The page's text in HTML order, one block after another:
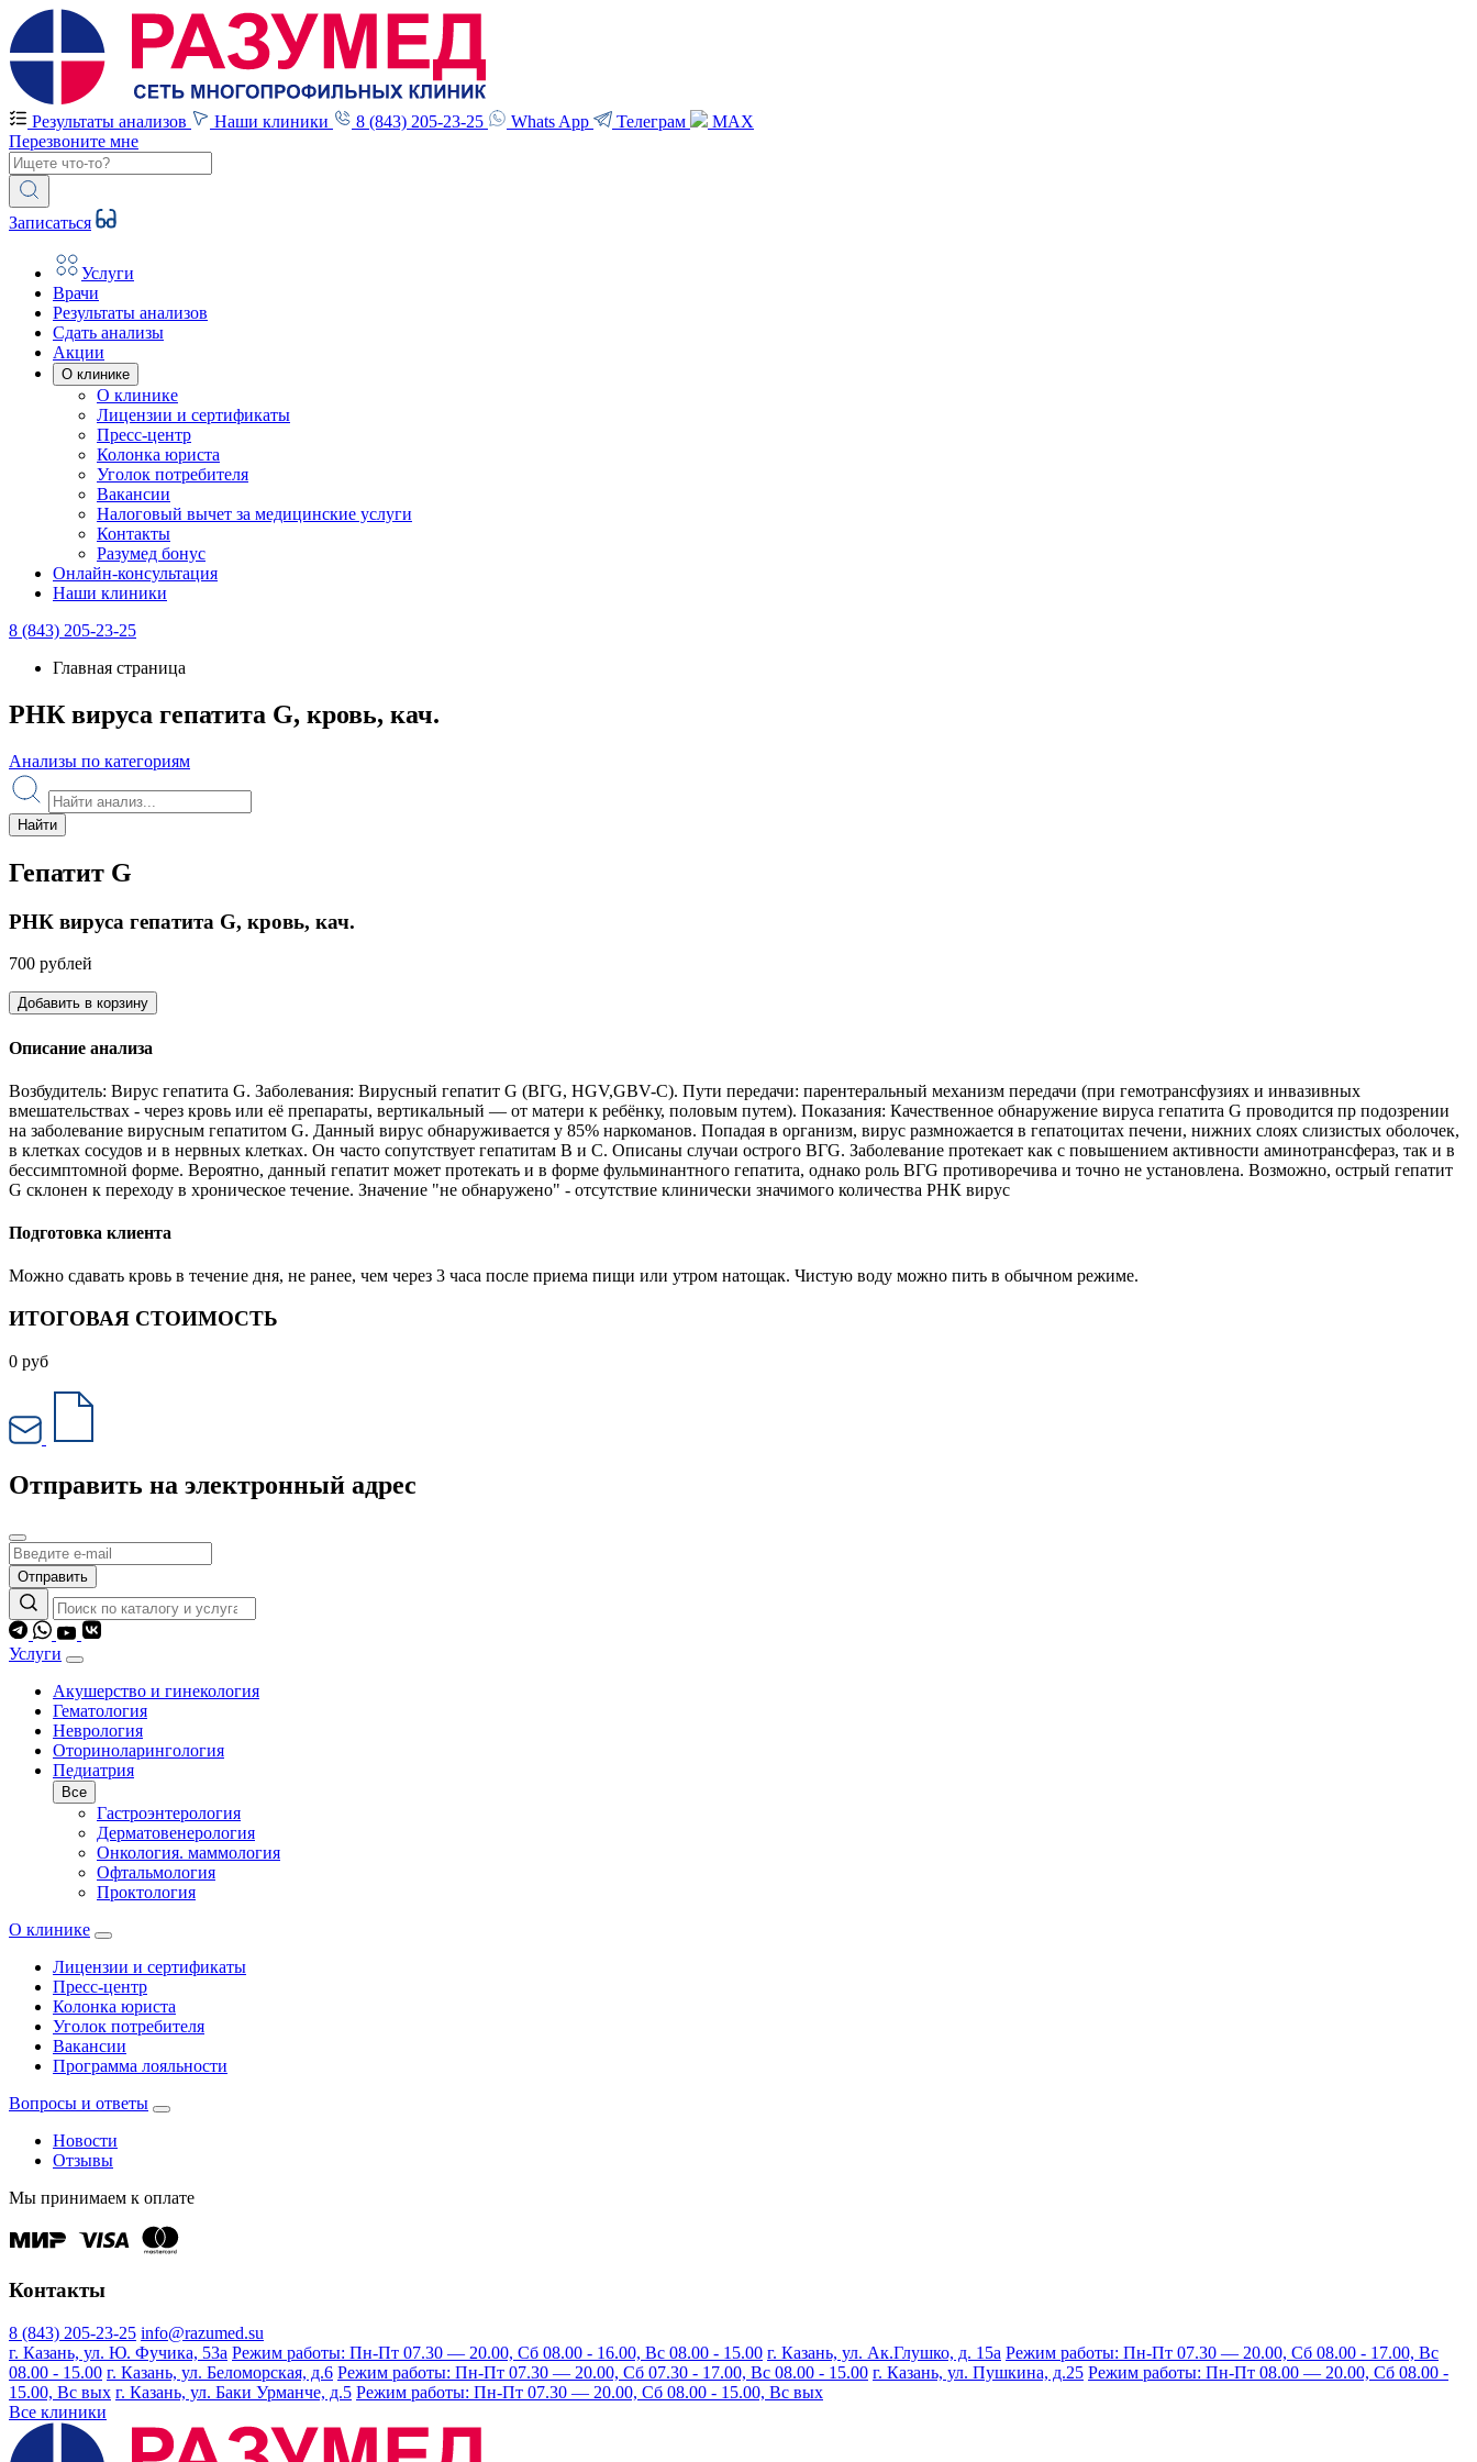
Результаты анализов Наши клиники 8 (843) 205-23-25 Whats App Телеграм
MAX
Перезвоните мне
Записаться
Услуги
Врачи
Результаты анализов
Сдать анализы
Акции
О клинике
О клинике
Лицензии и сертификаты
Пресс-центр
Колонка юриста
Уголок потребителя
Вакансии
Налоговый вычет за медицинские услуги
Контакты
Разумед бонус
Онлайн-консультация
Наши клиники
8 (843) 205-23-25
Главная страница
РНК вируса гепатита G, кровь, кач.
Анализы по категориям
Найти
Гепатит G
РНК вируса гепатита G, кровь, кач.
700 рублей
Добавить в корзину
Описание анализа
Возбудитель: Вирус гепатита G. Заболевания: Вирусный гепатит G (ВГG, HGV,GBV-C). Пути передачи: парентеральный механизм передачи (при гемотрансфузиях и инвазивных
вмешательствах - через кровь или её препараты, вертикальный — от матери к ребёнку, половым путем). Показания: Качественное обнаружение вируса гепатита G проводится пр подозрении
на заболевание вирусным гепатитом G. Данный вирус обнаруживается у 85% наркоманов. Попадая в организм, вирус размножается в гепатоцитах печени, нижних слоях слизистых оболочек,
в клетках сосудов и в нервных клетках. Он часто сопутствует гепатитам В и С. Описаны случаи острого BГG. Заболевание протекает как с повышением активности аминотрансфераз, так и в
бессимптомной форме. Вероятно, данный гепатит может протекать и в форме фульминантного гепатита, однако роль BГG противоречива и точно не установлена. Возможно, острый гепатит
G склонен к переходу в хроническое течение. Значение "не обнаружено" - отсутствие клинически значимого количества РНК вирус
Подготовка клиента
Можно сдавать кровь в течение дня, не ранее, чем через 3 часа после приема пищи или утром натощак. Чистую воду можно пить в обычном режиме.
ИТОГОВАЯ СТОИМОСТЬ
0 руб
Отправить на электронный адрес
Отправить
Услуги
Акушерство и гинекология
Гематология
Неврология
Оториноларингология
Педиатрия
Все
Гастроэнтерология
Дерматовенерология
Онкология. маммология
Офтальмология
Проктология
О клинике
Лицензии и сертификаты
Пресс-центр
Колонка юриста
Уголок потребителя
Вакансии
Программа лояльности
Вопросы и ответы
Новости
Отзывы
Мы принимаем к оплате
Контакты
8 (843) 205-23-25 info@razumed.su
г. Казань, ул. Ю. Фучика, 53а Режим работы: Пн-Пт 07.30 — 20.00, Сб 08.00 - 16.00, Вс 08.00 - 15.00 г. Казань, ул. Ак.Глушко, д. 15а Режим работы: Пн-Пт 07.30 — 20.00, Сб 08.00 - 17.00, Вс
08.00 - 15.00 г. Казань, ул. Беломорская, д.6 Режим работы: Пн-Пт 07.30 — 20.00, Сб 07.30 - 17.00, Вс 08.00 - 15.00 г. Казань, ул. Пушкина, д.25 Режим работы: Пн-Пт 08.00 — 20.00, Сб 08.00 -
15.00, Вс вых г. Казань, ул. Баки Урманче, д.5 Режим работы: Пн-Пт 07.30 — 20.00, Сб 08.00 - 15.00, Вс вых
Все клиники